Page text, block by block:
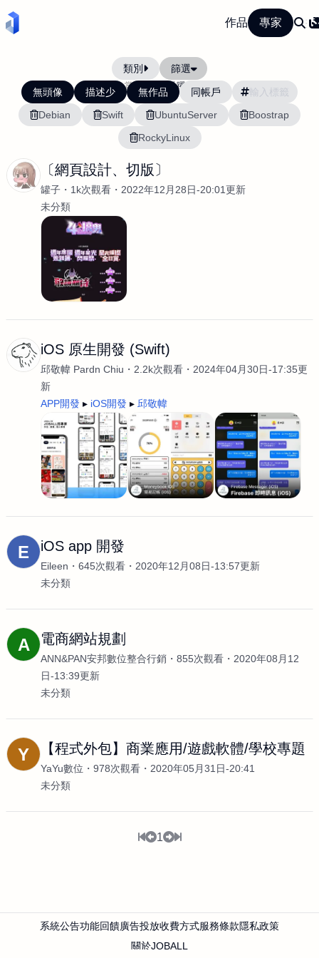
作品 專家
類別 篩選
當前排序: 活躍度
無頭像 描述少 無作品
同帳戶
Debian
Swift UbuntuServer
Boostrap
RockyLinux
〔網頁設計、切版〕
罐子 1k次觀看
2022年12月28日-20:01更新
未分類
iOS 原生開發 (Swift)
邱敬幃 Pardn Chiu 2.2k次觀看
2024年04月30日-17:35更
新
APP開發
iOS開發 邱敬幃
E iOS app 開發
Eileen 645次觀看
2020年12月08日-13:57更新
未分類
A 電商網站規劃
ANN&PAN安邦數位整合行銷 855次觀看
2020年08月12
日-13:39更新
未分類
Y 【程式外包】商業應用/遊戲軟體/學校專題
YaYu數位 978次觀看
2020年05月31日-20:41
未分類
1
系統公告功能回饋廣告投放收費方式服務條款隱私政策
關於JOBALL